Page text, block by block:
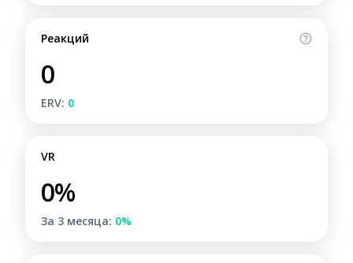
Реакций
0
ERV: 0
VR
0%
За 3 месяца: 0%